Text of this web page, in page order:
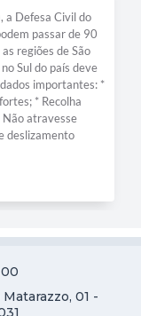
a Defesa Civil do
passar de 90
regiões de São
Sul do país deve
importantes: *
* Recolha
Não atravesse
deslizamento
01 -